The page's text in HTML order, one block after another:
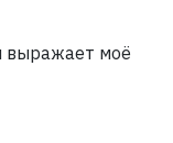
выражает моё